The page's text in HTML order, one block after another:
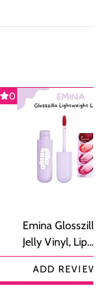
0
Emina
Jelly Vinyl, Lip
Cream Glossy
Ringan
ADD